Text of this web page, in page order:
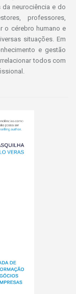
da neurociência e do
professores,
o cérebro humano e
situações. Em
e gestão
todos com